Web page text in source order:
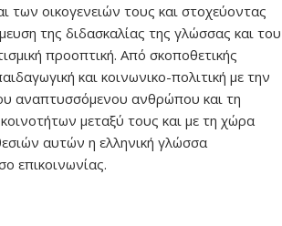
των οικογενειών τους και στοχεύοντας
της διδασκαλίας της γλώσσας και του
προοπτική. Από σκοποθετικής
και κοινωνικο-πολιτική με την
αναπτυσσόμενου ανθρώπου και τη
μεταξύ τους και με τη χώρα
αυτών η ελληνική γλώσσα
επικοινωνίας.